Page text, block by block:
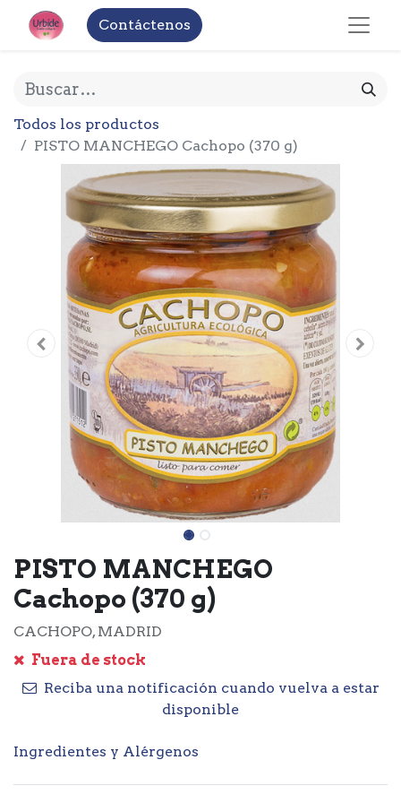
Contáctenos
Todos los productos
PISTO MANCHEGO Cachopo (370 g)
PISTO MANCHEGO
Cachopo (370 g)
CACHOPO, MADRID
Fuera de stock
Reciba una notificación cuando vuelva a estar
disponible
Ingredientes y Alérgenos